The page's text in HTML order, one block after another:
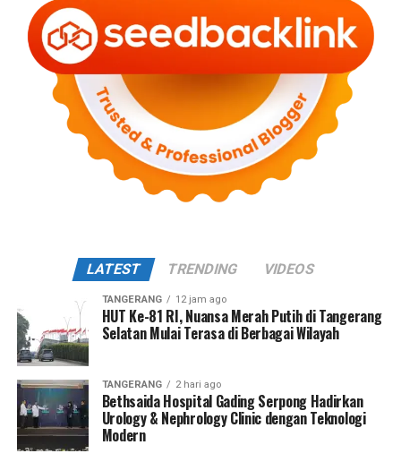
LATEST TRENDING VIDEOS
TANGERANG 12 jam ago
HUT Ke-81 RI, Nuansa Merah Putih di Tangerang
Selatan Mulai Terasa di Berbagai Wilayah
TANGERANG 2 hari ago
Bethsaida Hospital Gading Serpong Hadirkan
Urology & Nephrology Clinic dengan Teknologi
Modern